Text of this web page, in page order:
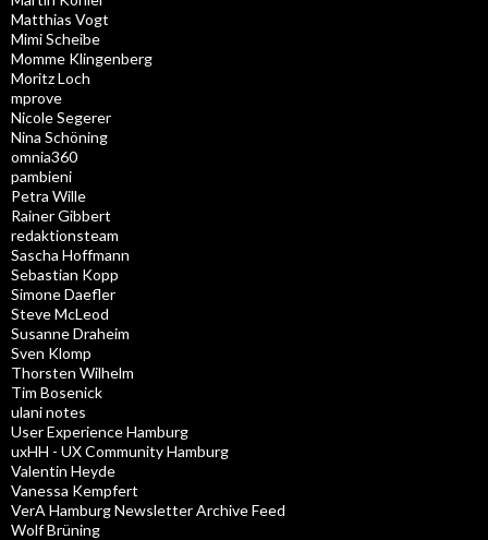
Matthias Vogt
Mimi Scheibe
Momme Klingenberg
Moritz Loch
mprove
Nicole Segerer
Nina Schöning
omnia360
pambieni
Petra Wille
Rainer Gibbert
redaktionsteam
Sascha Hoffmann
Sebastian Kopp
Simone Daefler
Steve McLeod
Susanne Draheim
Sven Klomp
Thorsten Wilhelm
Tim Bosenick
ulani notes
User Experience Hamburg
uxHH - UX Community Hamburg
Valentin Heyde
Vanessa Kempfert
VerA Hamburg Newsletter Archive Feed
Wolf Brüning